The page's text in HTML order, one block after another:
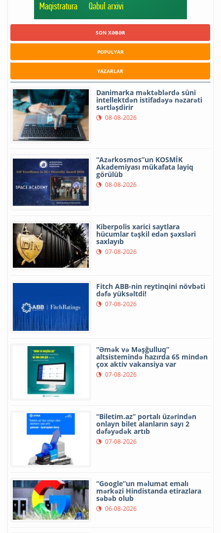
SON XƏBƏR
POPULYAR
YAZARLAR
Danimarka məktəblərdə süni
intellektdən istifadəyə nəzarəti
sərtləşdirir
08-08-2026
“Azərkosmos”un KOSMİK
Akademiyası mükafata layiq
görülüb
08-08-2026
Kiberpolis xarici saytlara
hücumlar təşkil edən şəxsləri
saxlayıb
07-08-2026
Fitch ABB-nin reytinqini növbəti
dəfə yüksəltdi!
07-08-2026
“Əmək və Məşğulluq”
altsistemində hazırda 65 mindən
çox aktiv vakansiya var
07-08-2026
“Biletim.az” portalı üzərindən
onlayn bilet alanların sayı 2
dəfəyədək artıb
07-08-2026
“Google”un məlumat emalı
mərkəzi Hindistanda etirazlara
səbəb olub
06-08-2026